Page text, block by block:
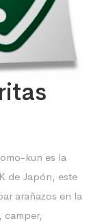
kun es la
de Japón, este
arañazos en la
camper,